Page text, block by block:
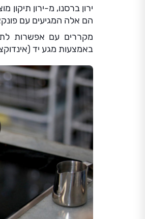
ירון ברסנו, מ-ירון
הם אלה המגיעים עם
מקררים עם אפשרות
באמצעות מגע יד